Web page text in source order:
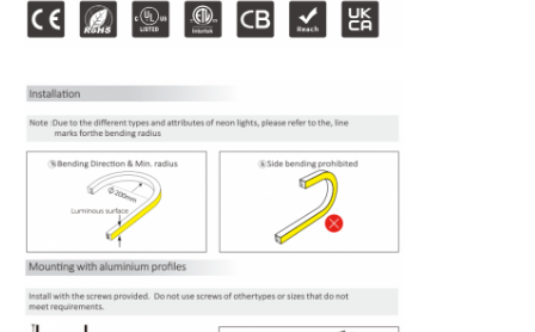
हमसे संपर्क करें
समाचार
सभी मामलों
एक बोली का अनुरोध
नीयन पट्टी प्रकाश